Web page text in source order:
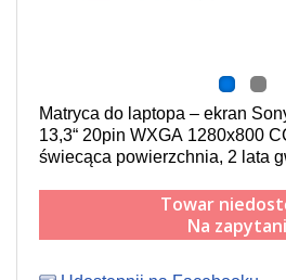
Matryca do laptopa – ekran
13,3“ 20pin WXGA 1280x800
świecąca powierzchnia, 2 lata
Towar
Na